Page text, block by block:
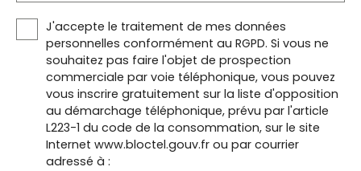
J'accepte le traitement de mes données
personnelles conformément au RGPD. Si vous ne
souhaitez pas faire l'objet de prospection
commerciale par voie téléphonique, vous pouvez
vous inscrire gratuitement sur la liste d'opposition
au démarchage téléphonique, prévu par l'article
L223-1 du code de la consommation, sur le site
Internet www.bloctel.gouv.fr ou par courrier
adressé à :